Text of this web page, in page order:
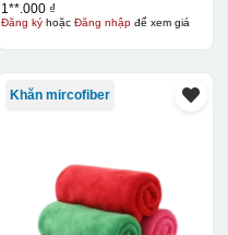
1**.000 ₫
Đăng kýhoặc Đăng nhậpđể xem giá
Khăn mircofiber